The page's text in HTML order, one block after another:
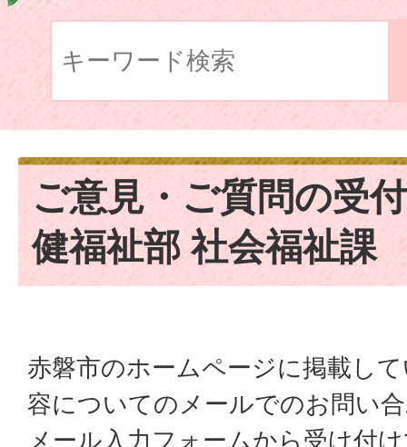
ご意見・ご質問の受
健福祉部 社会福祉課
赤磐市のホームページに掲載し
容についてのメールでのお問い
メール入力フォームから受け付